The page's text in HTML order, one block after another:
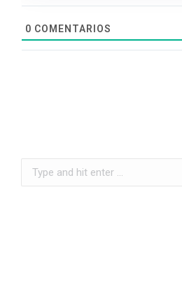
0 COMENTARIOS
Search: